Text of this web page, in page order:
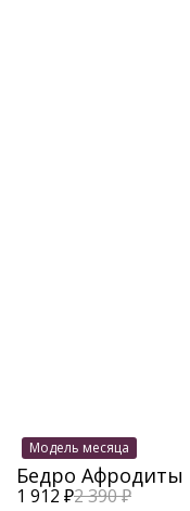
Модель месяца
Бедро Афродиты
1 912 ₽2 390 ₽